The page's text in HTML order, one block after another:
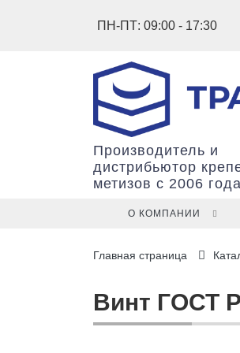
ПН-ПТ: 09:00 - 17:30
Производитель и
дистрибьютор
метизов с 2006 года
О КОМПАНИИ
Главная страница
Винт ГОСТ